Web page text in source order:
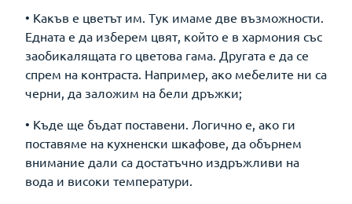
• Какъв е цветът им. Тук имаме две възможности.
Едната е да изберем цвят, който е в хармония със
заобикалящата го цветова гама. Другата е да се
спрем на контраста. Например, ако мебелите ни са
черни, да заложим на бели дръжки;
• Къде ще бъдат поставени. Логично е, ако ги
поставяме на кухненски шкафове, да обърнем
внимание дали са достатъчно издръжливи на
вода и високи температури.